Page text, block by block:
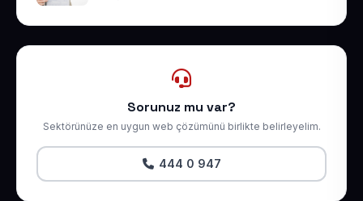
Sorunuz mu var?
Sektörünüze en uygun web çözümünü birlikte belirleyelim.
444 0 947